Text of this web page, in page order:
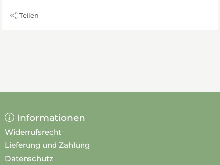
Teilen
Informationen
Widerrufsrecht
Lieferung und Zahlung
Datenschutz